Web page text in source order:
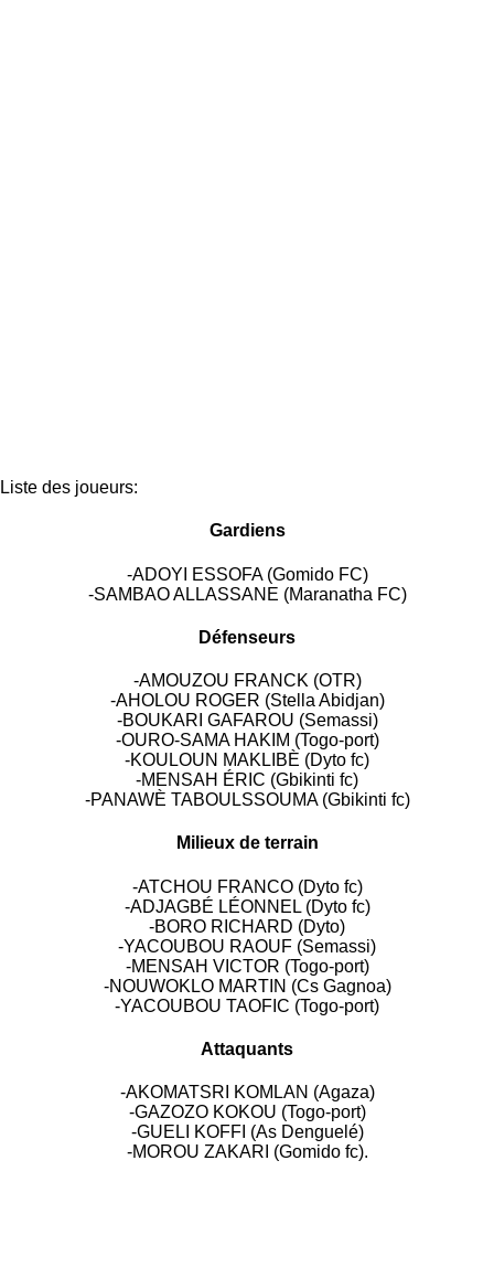
Liste des joueurs:
Gardiens
-ADOYI ESSOFA (Gomido FC)
-SAMBAO ALLASSANE (Maranatha FC)
Défenseurs
-AMOUZOU FRANCK (OTR)
-AHOLOU ROGER (Stella Abidjan)
-BOUKARI GAFAROU (Semassi)
-OURO-SAMA HAKIM (Togo-port)
-KOULOUN MAKLIBÈ (Dyto fc)
-MENSAH ÉRIC (Gbikinti fc)
-PANAWÈ TABOULSSOUMA (Gbikinti fc)
Milieux de terrain
-ATCHOU FRANCO (Dyto fc)
-ADJAGBÉ LÉONNEL (Dyto fc)
-BORO RICHARD (Dyto)
-YACOUBOU RAOUF (Semassi)
-MENSAH VICTOR (Togo-port)
-NOUWOKLO MARTIN (Cs Gagnoa)
-YACOUBOU TAOFIC (Togo-port)
Attaquants
-AKOMATSRI KOMLAN (Agaza)
-GAZOZO KOKOU (Togo-port)
-GUELI KOFFI (As Denguelé)
-MOROU ZAKARI (Gomido fc).